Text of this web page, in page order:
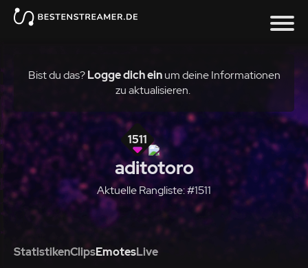
Bist du das? Logge dich ein um deine Informationen
zu aktualisieren.
1511
aditotoro
Aktuelle Rangliste: #1511
StatistikenClipsEmotesLive